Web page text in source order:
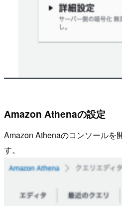
Amazon Athenaの設定
Amazon Athenaのコンソールを
す。